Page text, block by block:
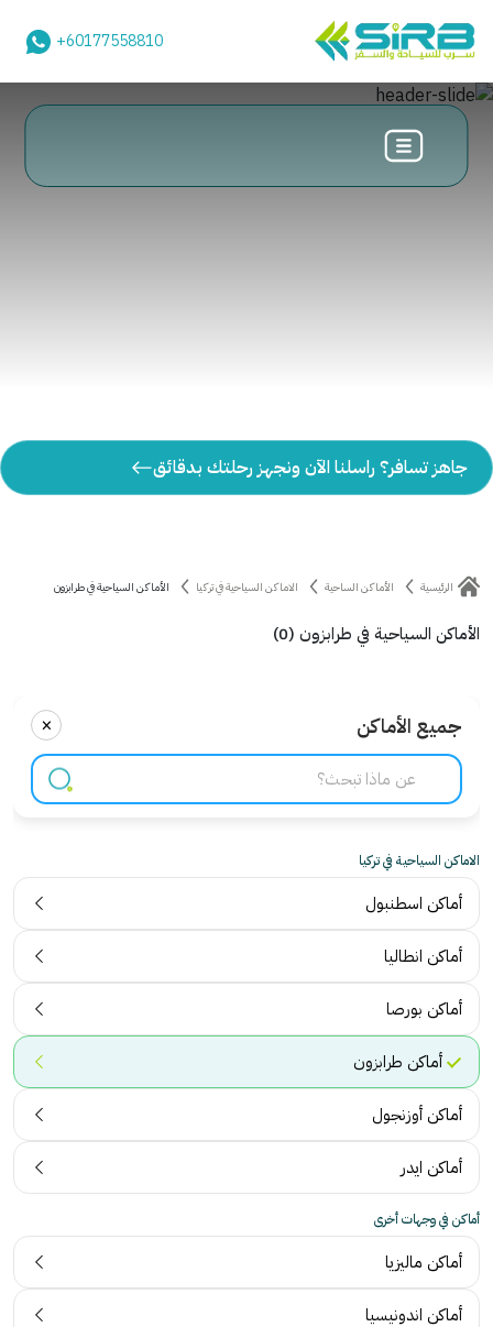
+60177558810
جاهز تسافر؟ راسلنا الآن ونجهز رحلتك بدقائق
الرئيسية الأماكن الساحية الاماكن السياحية في تركيا الأماكن السياحية في طرابزون
الأماكن السياحية في طرابزون (0)
جميع الأماكن ×
الاماكن السياحية في تركيا
أماكن اسطنبول
أماكن انطاليا
أماكن بورصا
أماكن طرابزون
أماكن أوزنجول
أماكن ايدر
أماكن في وجهات أخرى
أماكن ماليزيا
أماكن اندونيسيا